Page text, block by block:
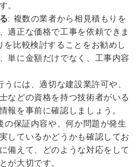
。
: 複数の業者から相見積もりを
適正な価格で工事を依頼できま
比較検討することをお勧めし
単に金額だけでなく、工事内容
うには、適切な建設業許可や、
などの資格を持つ技術者がいる
報を事前に確認しましょう。
の保証内容や、何か問題が発生
しているかどうかも確認してお
備えて、どのような対応をして
が大切です。